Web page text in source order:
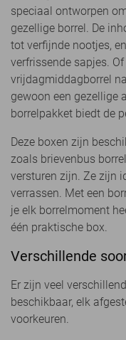
speciaal ontworpen
gezellige borrel. De
tot verfijnde nootjes,
verfrissende sapjes.
vrijdagmiddagborrel
gewoon een gezellige
borrelpakket biedt de
Deze boxen zijn
zoals brievenbus
versturen zijn. Ze zijn
verrassen. Met een
je elk borrelmoment
één praktische box.
Verschillende
Er zijn veel
beschikbaar, elk
voorkeuren.